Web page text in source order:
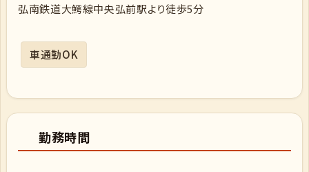
弘南鉄道大鰐線中央弘前駅より徒歩5分
車通勤OK
勤務時間